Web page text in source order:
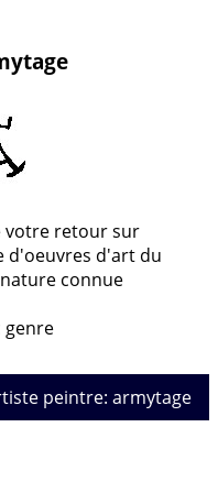
votre retour sur
d'oeuvres d'art du
connue
genre
peintre: armytage